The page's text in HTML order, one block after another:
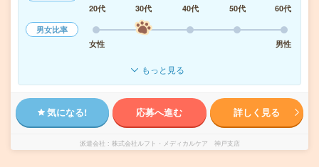
20代
30代 40代 50代
60代
男女比率
女性
男性
もっと見る
気になる! 応募へ進む 詳しく見る
派遣会社 株式会社ルフト・メディカルケア 神戸支店